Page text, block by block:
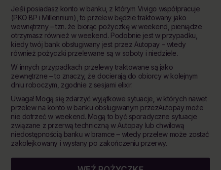
Jeśli posiadasz konto w banku, z którym Vivigo współpracuje
(PKO BP i Millennium), to przelew będzie traktowany jako
wewnętrzny – tzn. że biorąc pożyczkę w weekend, pieniądze
otrzymasz również w weekend. Podobnie jest w przypadku,
kiedy twój bank obsługiwany jest przez Autopay – wtedy
również pożyczki przelewane są w soboty i niedziele.
W innych przypadkach przelewy traktowane są jako
zewnętrzne – to znaczy, że docierają do obiorcy w kolejnym
dniu roboczym, zgodnie z sesjami elixir.
Uwaga! Mogą się zdarzyć wyjątkowe sytuacje, w których nawet
przelew na konto w banku obsługiwanym przezAutopay może
nie dotrzeć w weekend. Mogą to być sporadyczne sytuacje
związane z przerwą techniczną w Autopay lub chwilową
niedostępnością banku w bramce – wtedy przelew może zostać
zakolejkowany i wysłany po zakończeniu przerwy.